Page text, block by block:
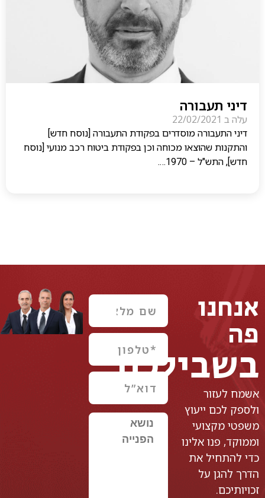
דיני תעבורה
עלה ב 22/02/2021
דיני התעבורה מוסדרים בפקודת התעבורה [נוסח חדש]
והתקנות שהוצאו מכוחה וכן בפקודת ביטוח רכב מנועי [נוסח
חדש], התש"ל – 1970….
אנחנו
פה
בשבילכם
אשמח לעזור
ולספק לכם ייעוץ
משפטי מקצועי
וממוקד, פנו אלינו
כדי להתחיל את
הדרך להגן על
זכויותיכם.